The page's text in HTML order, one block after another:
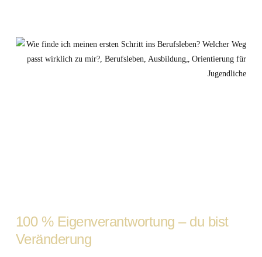
100 % Eigenverantwortung – du bist
Veränderung